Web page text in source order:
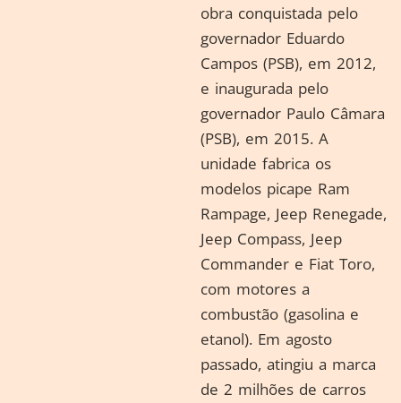
obra conquistada pelo
governador Eduardo
Campos (PSB), em 2012,
e inaugurada pelo
governador Paulo Câmara
(PSB), em 2015. A
unidade fabrica os
modelos picape Ram
Rampage, Jeep Renegade,
Jeep Compass, Jeep
Commander e Fiat Toro,
com motores a
combustão (gasolina e
etanol). Em agosto
passado, atingiu a marca
de 2 milhões de carros